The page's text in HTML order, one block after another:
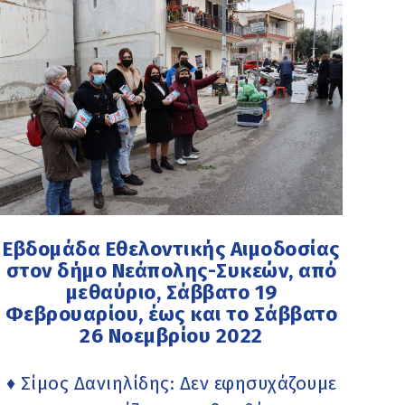
Εβδομάδα Εθελοντικής Αιμοδοσίας
στον δήμο Νεάπολης-Συκεών, από
μεθαύριο, Σάββατο 19
Φεβρουαρίου, έως και το Σάββατο
26 Νοεμβρίου 2022
♦ Σίμος Δανιηλίδης: Δεν εφησυχάζουμε